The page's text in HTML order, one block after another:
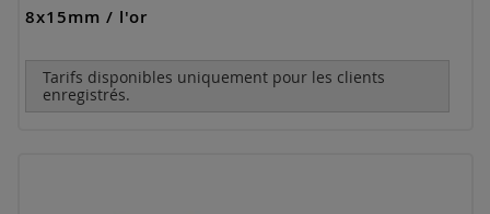
8x15mm / l'or
Tarifs disponibles uniquement pour les clients
enregistrés.